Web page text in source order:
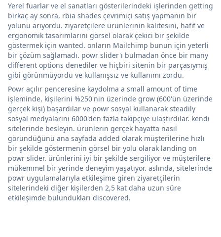
Yerel fuarlar ve el sanatları gösterilerindeki işlerinden getting
birkaç ay sonra, rbia shades çevrimiçi satış yapmanın bir
yolunu arıyordu. ziyaretçilere ürünlerinin kalitesini, hafif ve
ergonomik tasarımlarını görsel olarak çekici bir şekilde
göstermek için wanted. onların Mailchimp bunun için yeterli
bir çözüm sağlamadı. powr slider'ı bulmadan önce bir many
different options denediler ve hiçbiri sitenin bir parçasıymış
gibi görünmüyordu ve kullanışsız ve kullanımı zordu.
Powr açılır penceresine kaydolma a small amount of time
işleminde, kişilerini %250'nin üzerinde grow (600'ün üzerinde
gerçek kişi) başardılar ve powr sosyal kullanarak steadily
sosyal medyalarını 6000'den fazla takipçiye ulaştırdılar. kendi
sitelerinde besleyin. ürünlerin gerçek hayatta nasıl
göründüğünü ana sayfada added olarak müşterilerine hızlı
bir şekilde göstermenin görsel bir yolu olarak landing on
powr slider. ürünlerini iyi bir şekilde sergiliyor ve müşterilere
mükemmel bir yerinde deneyim yaşatıyor. aslında, sitelerinde
powr uygulamalarıyla etkileşime giren ziyaretçilerin
sitelerindeki diğer kişilerden 2,5 kat daha uzun süre
etkileşimde bulundukları discovered.